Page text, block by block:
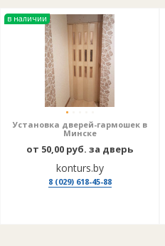
в наличии
Установка дверей-гармошек в
Минске
от 50,00 руб. за дверь
konturs.by
8 (029) 618-45-88